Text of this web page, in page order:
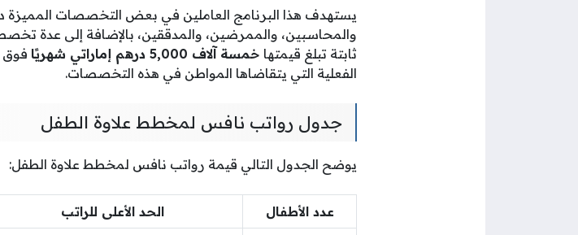
يستهدف هذا البرنامج العاملين في بعض التخصصات المميزة
والمحاسبين، والممرضين، والمدققين، بالإضافة إلى عدة
ثابتة تبلغ قيمتها خمسة آلاف 5,000 درهم إماراتي شهريًا
الفعلية التي يتقاضاها المواطن في هذه التخصصات.
جدول رواتب نافس لمخطط علاوة الطفل
يوضح الجدول التالي قيمة رواتب نافس لمخطط علاوة الطفل:
عدد الأطفال الحد الأعلى للراتب